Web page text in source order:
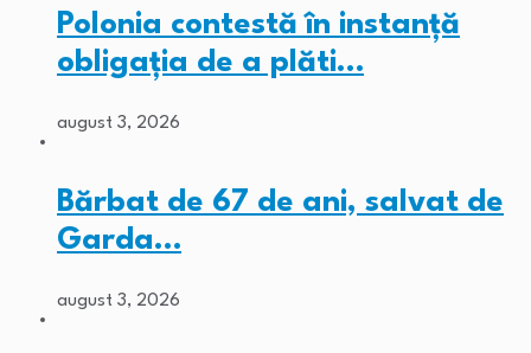
Polonia contestă în instanță
obligația de a plăti…
august 3, 2026
Bărbat de 67 de ani, salvat de
Garda…
august 3, 2026